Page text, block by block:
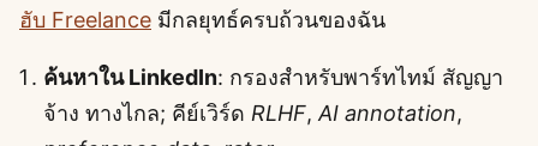
ฮับ Freelance มีกลยุทธ์ครบถ้วนของฉัน
ค้นหาใน LinkedIn: กรองสำหรับพาร์ทไทม์ สัญญา
จ้าง ทางไกล; คีย์เวิร์ด RLHF, AI annotation,